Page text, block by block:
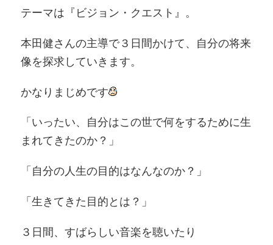
テーマは『ビジョン・クエスト』。
本田健さんの主導で３日間かけて、自分の将来
像を探求していきます。
かなりまじめです
「いったい、自分はこの世で何をするために生
まれてきたのか？」
「自分の人生の目的はなんなのか？」
「生きてきた目的とは？」
３日間、すばらしい音楽を聴いたり